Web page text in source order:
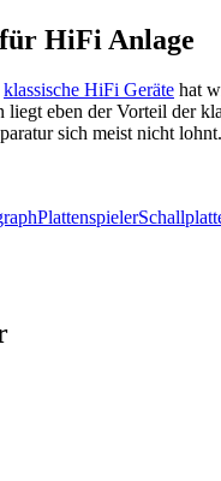
HiFi Anlage
klassische HiFi Geräte hat
eben der Vorteil der
sich meist nicht
Plattenspieler